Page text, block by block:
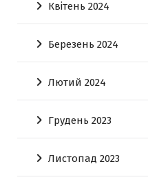
Квітень 2024
Березень 2024
Лютий 2024
Грудень 2023
Листопад 2023